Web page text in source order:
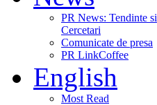
PR News: Tendinte si
Cercetari
Comunicate de presa
PR LinkCoffee
English
Most Read